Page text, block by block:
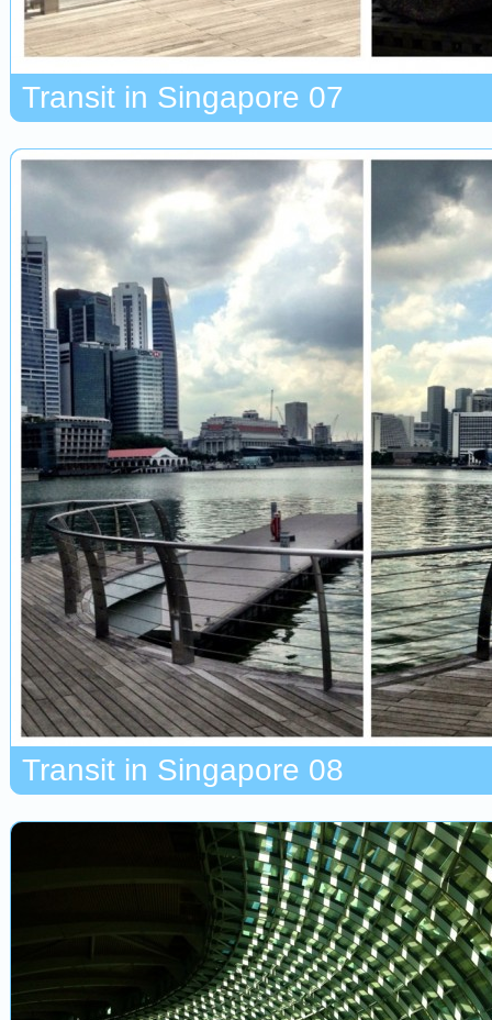
Transit in Singapore 07
Transit in Singapore 08